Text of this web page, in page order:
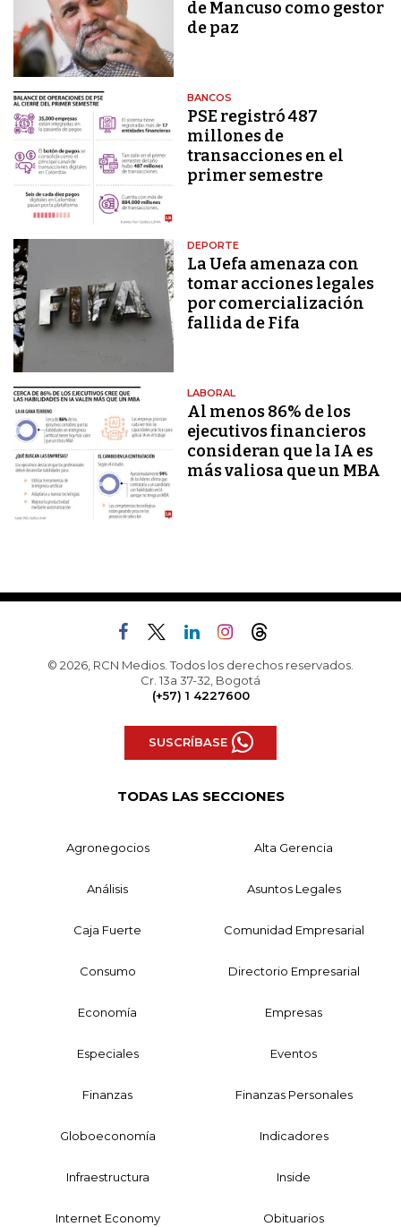
de Mancuso como gestor
de paz
BANCOS
PSE registró 487
millones de
transacciones en el
primer semestre
DEPORTE
La Uefa amenaza con
tomar acciones legales
por comercialización
fallida de Fifa
LABORAL
Al menos 86% de los
ejecutivos financieros
consideran que la IA es
más valiosa que un MBA
© 2026, RCN Medios. Todos los derechos reservados.
Cr. 13a 37-32, Bogotá
(+57) 1 4227600
SUSCRÍBASE
TODAS LAS SECCIONES
Agronegocios Alta Gerencia
Análisis Asuntos Legales
Caja Fuerte Comunidad Empresarial
Consumo Directorio Empresarial
Economía Empresas
Especiales Eventos
Finanzas Finanzas Personales
Globoeconomía Indicadores
Infraestructura Inside
Internet Economy Obituarios